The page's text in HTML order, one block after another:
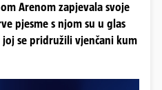
Arenom zapjevala svoje
pjesme s njom su u glas
se pridružili vjenčani kum